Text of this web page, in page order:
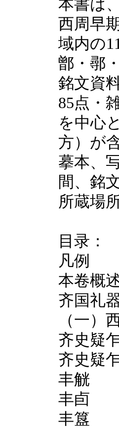
本書は
西周早
域内の
鄫・鄩
銘文資
85点・
を中心
方）が
摹本、
間、銘
所蔵場
目录：
凡例
本卷概
齐国礼
（一）
齐史疑
齐史疑
丰觥
丰卣
丰簋